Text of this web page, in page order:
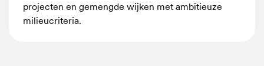
projecten en gemengde wijken met ambitieuze
milieucriteria.